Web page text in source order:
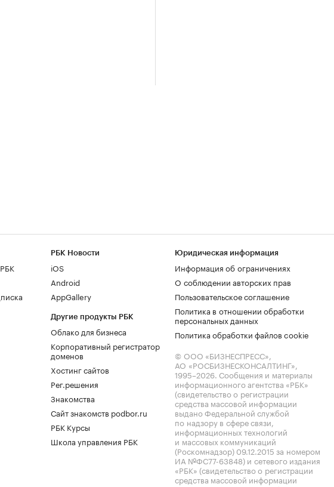
РБК Новости
iOS
Android
AppGallery
Другие продукты РБК
Облако для бизнеса
Корпоративный регистратор
доменов
Хостинг сайтов
Рег.решения
Знакомства
Сайт знакомств podbor.ru
РБК Курсы
Школа управления РБК
Юридическая информация
Информация об ограничениях
О соблюдении авторских прав
Пользовательское соглашение
Политика в отношении обработки
персональных данных
Политика обработки файлов cookie
© ООО «БИЗНЕСПРЕСС»,
АО «РОСБИЗНЕСКОНСАЛТИНГ»,
1995–2026. Сообщения и материалы
информационного агентства «РБК»
(свидетельство о регистрации
средства массовой информации
выдано Федеральной службой
по надзору в сфере связи,
информационных технологий
и массовых коммуникаций
(Роскомнадзор) 09.12.2015 за номером
ИА №ФС77-63848) и сетевого издания
«РБК» (свидетельство о регистрации
средства массовой информации